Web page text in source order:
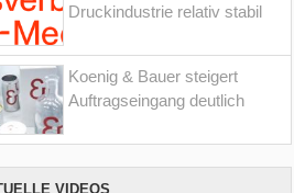
Druckindustrie relativ stabil
Koenig & Bauer steigert
Auftragseingang deutlich
VIDEOS